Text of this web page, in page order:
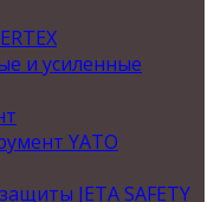
и усиленные
YATO
JETA SAFETY